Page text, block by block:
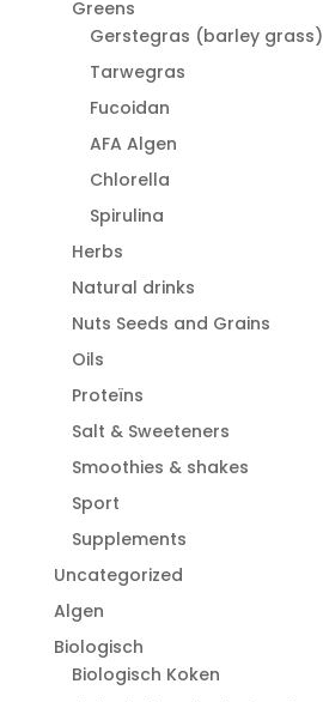
Greens
Gerstegras (barley grass)
Tarwegras
Fucoidan
AFA Algen
Chlorella
Spirulina
Herbs
Natural drinks
Nuts Seeds and Grains
Oils
Proteïns
Salt & Sweeteners
Smoothies & shakes
Sport
Supplements
Uncategorized
Algen
Biologisch
Biologisch Koken